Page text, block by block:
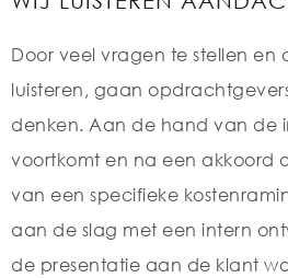
Door veel vragen te stellen
luisteren, gaan
denken. Aan de hand van de
voortkomt en na een akkoord
van een specifieke
aan de slag met een intern
de presentatie aan de klant